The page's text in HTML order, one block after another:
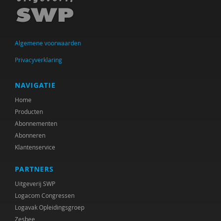
Hilda Amsing
Drs. Anneke Meester-Van Laar
Martijn Arns
Ildeniz Arslan
Michiel Asselman
Ellen Assenberg
Krishna Autar
Samira Azabar
Ben Baarda
Mariam Badou
Algemene voorwaarden
Privacyverklaring
NAVIGATIE
Home
Producten
Abonnementen
Abonneren
Klantenservice
PARTNERS
Uitgeverij SWP
Logacom Congressen
Logavak Opleidingsgroep
Zesbee